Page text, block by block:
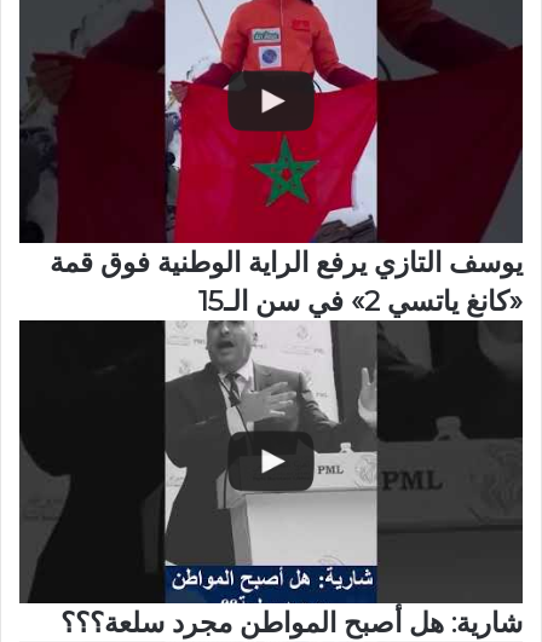
يوسف التازي يرفع الراية الوطنية فوق قمة
«كانغ ياتسي 2» في سن الـ15
شارية: هل أصبح المواطن مجرد سلعة؟؟؟